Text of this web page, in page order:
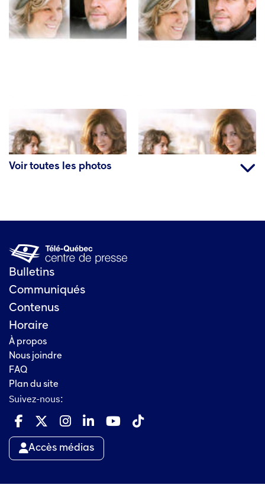
Voir toutes les photos
Bulletins
Communiqués
Contenus
Horaire
À propos
Nous joindre
FAQ
Plan du site
Suivez-nous:
Accès médias